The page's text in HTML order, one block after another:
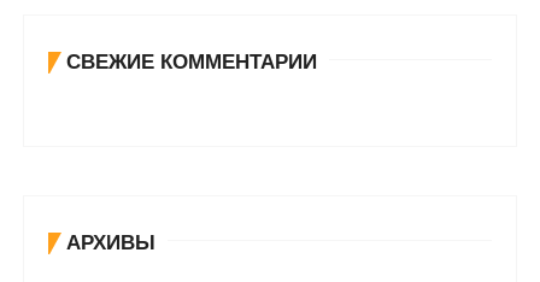
СВЕЖИЕ КОММЕНТАРИИ
АРХИВЫ